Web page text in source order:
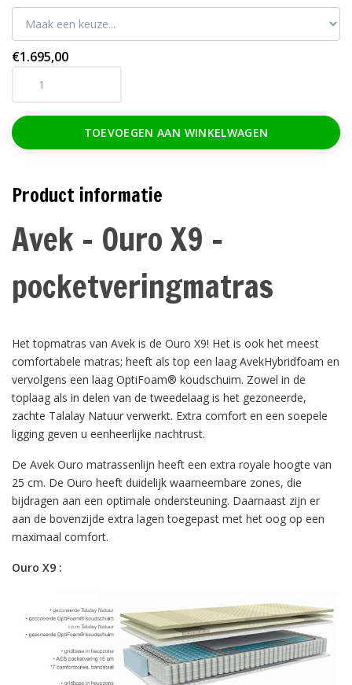
€1.695,00
TOEVOEGEN AAN WINKELWAGEN
Product informatie
Avek - Ouro X9 -
pocketveringmatras
Het topmatras van Avek is de Ouro X9! Het is ook het meest
comfortabele matras; heeft als top een laag AvekHybridfoam en
vervolgens een laag OptiFoam® koudschuim. Zowel in de
toplaag als in delen van de tweedelaag is het gezoneerde,
zachte Talalay Natuur verwerkt. Extra comfort en een soepele
ligging geven u eenheerlijke nachtrust.
De Avek Ouro matrassenlijn heeft een extra royale hoogte van
25 cm. De Ouro heeft duidelijk waarneembare zones, die
bijdragen aan een optimale ondersteuning. Daarnaast zijn er
aan de bovenzijde extra lagentoegepast met het oog op een
maximaal comfort.
Ouro X9 :